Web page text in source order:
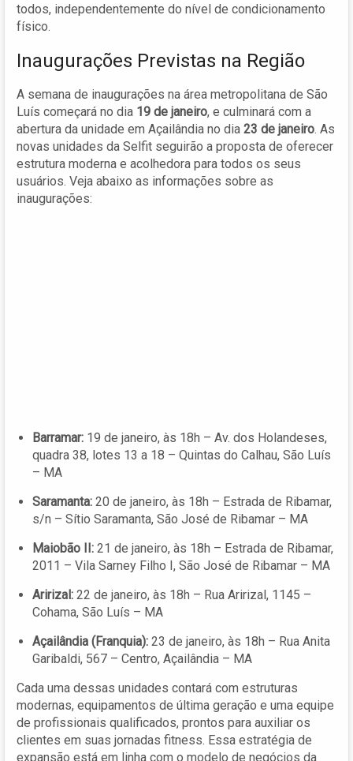
todos, independentemente do nível de condicionamento
físico.
Inaugurações Previstas na Região
A semana de inaugurações na área metropolitana de São
Luís começará no dia 19 de janeiro, e culminará com a
abertura da unidade em Açailândia no dia 23 de janeiro. As
novas unidades da Selfit seguirão a proposta de oferecer
estrutura moderna e acolhedora para todos os seus
usuários. Veja abaixo as informações sobre as
inaugurações:
Barramar: 19 de janeiro, às 18h – Av. dos Holandeses,
quadra 38, lotes 13 a 18 – Quintas do Calhau, São Luís
– MA
Saramanta: 20 de janeiro, às 18h – Estrada de Ribamar,
s/n – Sítio Saramanta, São José de Ribamar – MA
Maiobão II: 21 de janeiro, às 18h – Estrada de Ribamar,
2011 – Vila Sarney Filho I, São José de Ribamar – MA
Aririzal: 22 de janeiro, às 18h – Rua Aririzal, 1145 –
Cohama, São Luís – MA
Açailândia (Franquia): 23 de janeiro, às 18h – Rua Anita
Garibaldi, 567 – Centro, Açailândia – MA
Cada uma dessas unidades contará com estruturas
modernas, equipamentos de última geração e uma equipe
de profissionais qualificados, prontos para auxiliar os
clientes em suas jornadas fitness. Essa estratégia de
expansão está em linha com o modelo de negócios da